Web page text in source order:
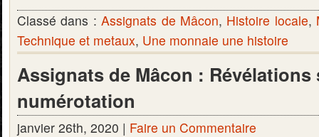
Classé dans :Assignats de Mâcon, Histoire locale,
Technique et metaux, Une monnaie une histoire
Assignats de Mâcon : Révélations
numérotation
janvier 26th, 2020 | Faire un Commentaire